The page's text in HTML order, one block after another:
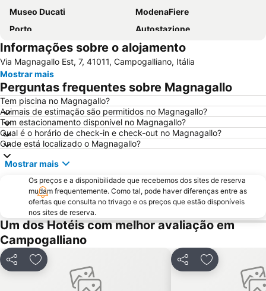
Museo Ducati
ModenaFiere
Porto
Autostazione
Santuario della Madonna di San Luca
Saragozza
MAMbo Museo d'Arte Moderna di Bologna
Fontana del Nettuno
Book in Modena
Mercanteinfiera
Basílica de São Petrônio
Fiera di Santa Lucia
Mantova Outlet
San Giminiano's festival
Teatro Regio
San Donato
Pilastro
Informações sobre o alojamento
Via Magnagallo Est, 7, 41011, Campogalliano, Itália
Mostrar mais
Perguntas frequentes sobre Magnagallo
Tem piscina no Magnagallo?
Animais de estimação são permitidos no Magnagallo?
Tem estacionamento disponível no Magnagallo?
Qual é o horário de check-in e check-out no Magnagallo?
Onde está localizado o Magnagallo?
Mostrar mais
Os preços e a disponibilidade que recebemos dos sites de reserva
mudam frequentemente. Como tal, pode haver diferenças entre as
ofertas que consulta no trivago e os preços que estão disponíveis
nos sites de reserva.
Um dos Hotéis com melhor avaliação em
Campogalliano
PartilharAdicionar aos favoritos PartilharAdicionar